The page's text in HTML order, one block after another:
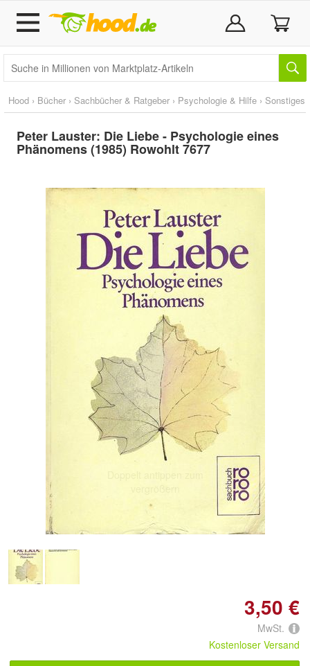
Hood › Bücher › Sachbücher & Ratgeber › Psychologie & Hilfe › Sonstiges
Peter Lauster: Die Liebe - Psychologie eines
Phänomens (1985) Rowohlt 7677
3,50 €
MwSt.
Kostenloser Versand